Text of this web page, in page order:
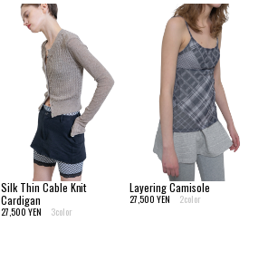
Silk Thin Cable Knit
Cardigan
27,500 YEN 3color
Layering Camisole
27,500 YEN 2color